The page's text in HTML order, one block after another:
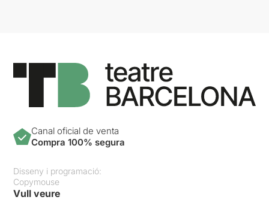
Canal oficial de venta
Compra 100% segura
Disseny i programació:
Copymouse
Vull veure